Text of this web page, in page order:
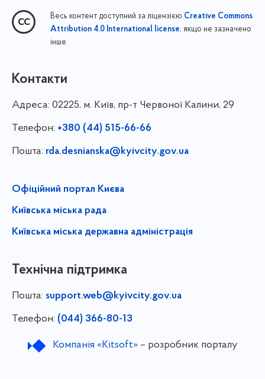
Весь контент доступний за ліцензією Creative Commons
Attribution 4.0 International license, якщо не зазначено
інше
Контакти
Адреса: 02225, м. Київ, пр-т Червоної Калини, 29
Телефон: +380 (44) 515-66-66
Пошта: rda.desnianska@kyivcity.gov.ua
Офіційний портал Києва
Київська міська рада
Київська міська державна адміністрація
Технічна підтримка
Пошта: support.web@kyivcity.gov.ua
Телефон: (044) 366-80-13
Компанія «Kitsoft»– розробник порталу